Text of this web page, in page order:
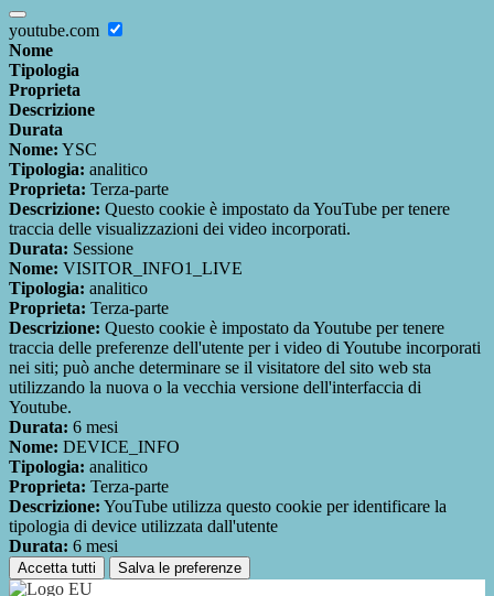
youtube.com
Nome
Tipologia
Proprieta
Descrizione
Durata
Nome: YSC
Tipologia: analitico
Proprieta: Terza-parte
Descrizione: Questo cookie è impostato da YouTube per tenere
traccia delle visualizzazioni dei video incorporati.
Durata: Sessione
Nome: VISITOR_INFO1_LIVE
Tipologia: analitico
Proprieta: Terza-parte
Descrizione: Questo cookie è impostato da Youtube per tenere
traccia delle preferenze dell'utente per i video di Youtube incorporati
nei siti; può anche determinare se il visitatore del sito web sta
utilizzando la nuova o la vecchia versione dell'interfaccia di
Youtube.
Durata: 6 mesi
Nome: DEVICE_INFO
Tipologia: analitico
Proprieta: Terza-parte
Descrizione: YouTube utilizza questo cookie per identificare la
tipologia di device utilizzata dall'utente
Durata: 6 mesi
Accetta tutti Salva le preferenze